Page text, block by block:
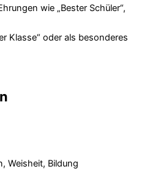
wie „Bester Schüler“,
Klasse“ oder als besonderes
Weisheit, Bildung